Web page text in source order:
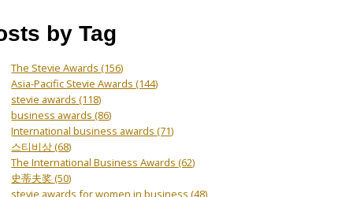
by Tag
The Stevie Awards(156)
Asia-Pacific Stevie Awards(144)
stevie awards(118)
business awards(86)
International business awards(71)
스티비상(68)
The International Business Awards(62)
史蒂夫奖(50)
stevie awards for women in business(48)